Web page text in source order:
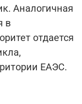
Аналогичная
в
отдается
ЕАЭС.